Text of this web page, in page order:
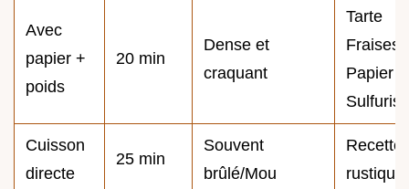
Avec
papier +
poids
20 min
Dense et
craquant
Tarte
Fraises
Papier
Sulfurisé
Cuisson
directe
25 min
Souvent
brûlé/Mou